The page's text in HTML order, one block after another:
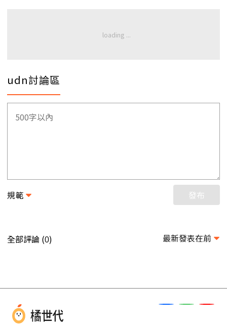
udn討論區
規範 發布
全部評論 (0) 最新發表在前